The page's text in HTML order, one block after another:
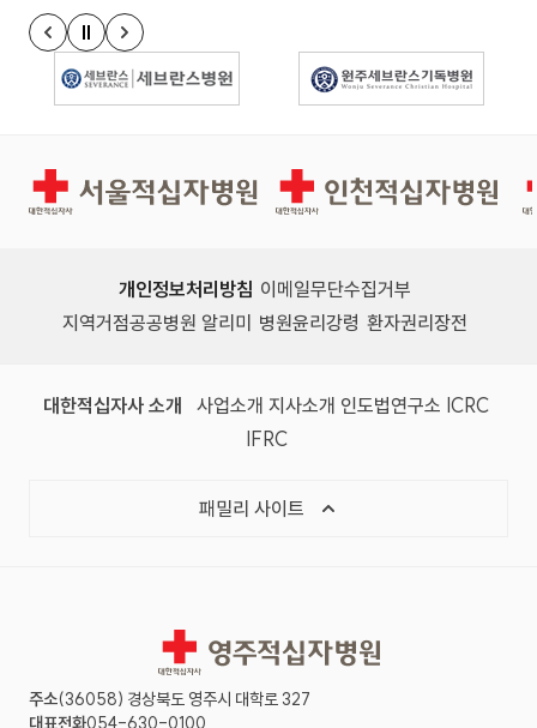
이전 슬라이드
정지
다음 슬라이드
경인권역재활병원 인천적십자병원
개인정보처리방침 이메일무단수집거부
지역거점공공병원 알리미
병원윤리강령 환자권리장전
대한적십자사 소개 사업소개 지사소개 인도법연구소 ICRC
IFRC
패밀리 사이트
영주적십자병원
주소(36058) 경상북도 영주시 대학로 327
대표전화054-630-0100